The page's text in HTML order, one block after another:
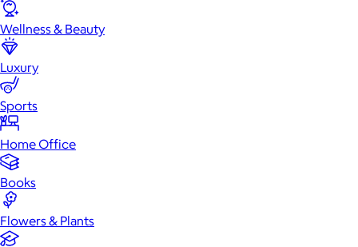
Wellness & Beauty
Luxury
Sports
Home Office
Books
Flowers & Plants